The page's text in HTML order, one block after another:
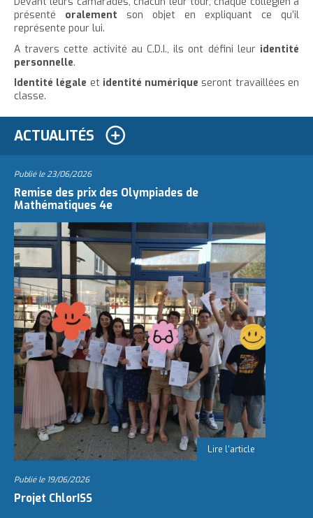
présenté oralement son objet en expliquant ce qu’il
représente pour lui.
A travers cette activité au C.D.I., ils ont défini leur identité
personnelle.
Identité légale et identité numériqueseront travaillées en
classe.
ACTUALITÉS
Publié le23/06/2026
Remise des prix des Olympiades de
Mathématiques 4e
Publié le 19/06/2026
Projet ChlorISS